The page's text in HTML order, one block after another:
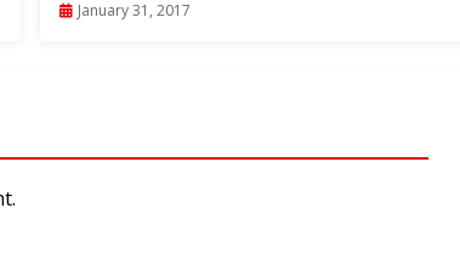
January 31, 2017